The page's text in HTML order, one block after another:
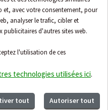
et, avec votre consentement, pour
analyser le trafic, cibler et
publicitaires d'autres sites web.
l'utilisation de ces
technologies utilisées ici.
tout Autoriser tout
et l'arbre en contact avec
en acier inoxydable